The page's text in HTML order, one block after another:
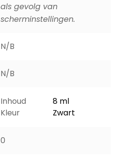
als gevolg van
scherminstellingen.
N/B
N/B
Inhoud
8 ml
Kleur
Zwart
0